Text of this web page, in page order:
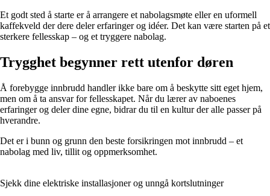
Et godt sted å starte er å arrangere et nabolagsmøte eller en uformell
kaffekveld der dere deler erfaringer og idéer. Det kan være starten på et
sterkere fellesskap – og et tryggere nabolag.
Trygghet begynner rett utenfor døren
Å forebygge innbrudd handler ikke bare om å beskytte sitt eget hjem,
men om å ta ansvar for fellesskapet. Når du lærer av naboenes
erfaringer og deler dine egne, bidrar du til en kultur der alle passer på
hverandre.
Det er i bunn og grunn den beste forsikringen mot innbrudd – et
nabolag med liv, tillit og oppmerksomhet.
Sjekk dine elektriske installasjoner og unngå kortslutninger